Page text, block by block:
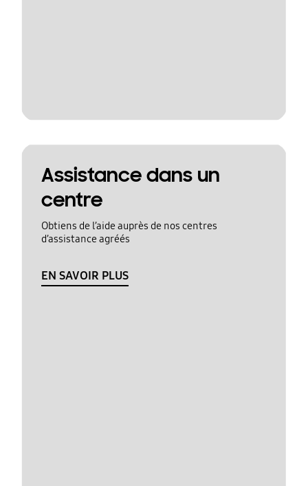
Assistance dans un
centre
Obtiens de l’aide auprès de nos centres
d’assistance agréés
EN SAVOIR PLUS